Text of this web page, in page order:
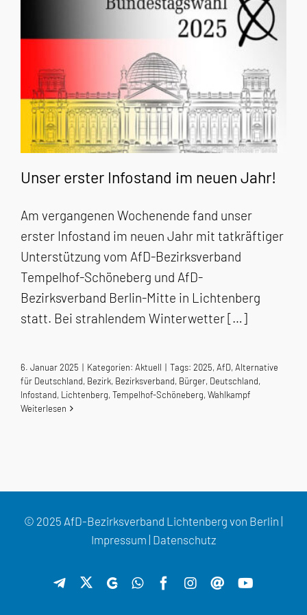
Unser erster Infostand im neuen Jahr!
Am vergangenen Wochenende fand unser
erster Infostand im neuen Jahr mit tatkräftiger
Unterstützung vom AfD-Bezirksverband
Tempelhof-Schöneberg und AfD-
Bezirksverband Berlin-Mitte in Lichtenberg
statt. Bei strahlendem Winterwetter […]
6. Januar 2025 | Kategorien: Aktuell | Tags: 2025,AfD,Alternative
für Deutschland, Bezirk, Bezirksverband, Bürger, Deutschland,
Infostand, Lichtenberg,Tempelhof-Schöneberg,Wahlkampf
Weiterlesen
© 2025 AfD-Bezirksverband Lichtenberg von Berlin |
Impressum | Datenschutz
TelegramGETTRWhatsAppFacebook
Instagram
Threads